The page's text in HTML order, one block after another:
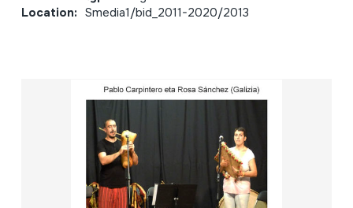
Location: Smedia1/bid_2011-2020/2013